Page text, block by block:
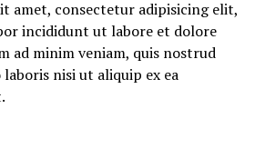
amet, consectetur adipisicing elit,
incididunt ut labore et dolore
ad minim veniam, quis nostrud
nisi ut aliquip ex ea